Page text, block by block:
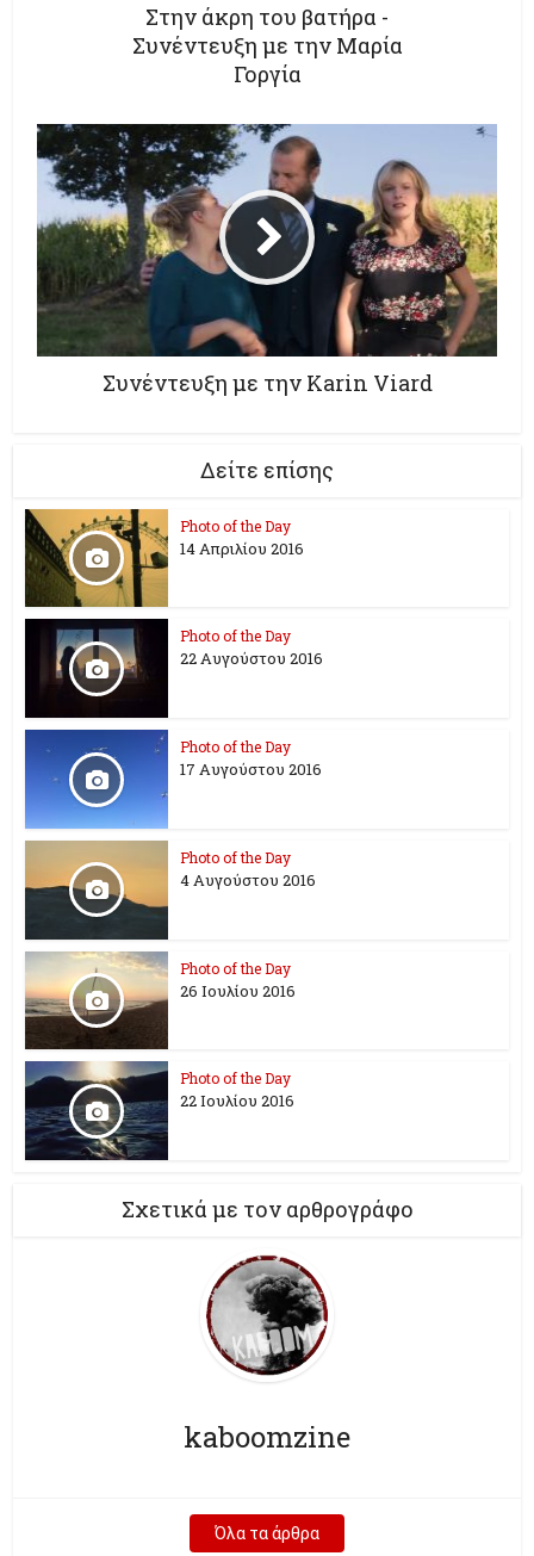
Στην άκρη του βατήρα -
Συνέντευξη με την Μαρία
Γοργία
Συνέντευξη με την Karin Viard‏
Δείτε επίσης
Photo of the Day
14 Απριλίου 2016
Photo of the Day
22 Αυγούστου 2016
Photo of the Day
17 Aυγούστου 2016
Photo of the Day
4 Αυγούστου 2016
Photo of the Day
26 Ioυλίου 2016
Photo of the Day
22 Ιουλίου 2016
Σχετικά με τον αρθρογράφο
kaboomzine
Όλα τα άρθρα